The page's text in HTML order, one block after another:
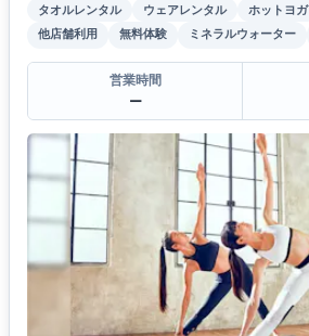
タオルレンタル ウェアレンタル ホットヨガ
他店舗利用
無料体験 ミネラルウォーター
営業時間
ー